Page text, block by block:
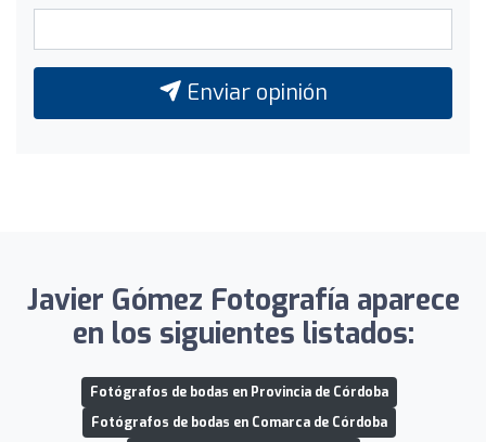
Enviar opinión
Javier Gómez Fotografía aparece
en los siguientes listados:
Fotógrafos de bodas en Provincia de Córdoba
Fotógrafos de bodas en Comarca de Córdoba